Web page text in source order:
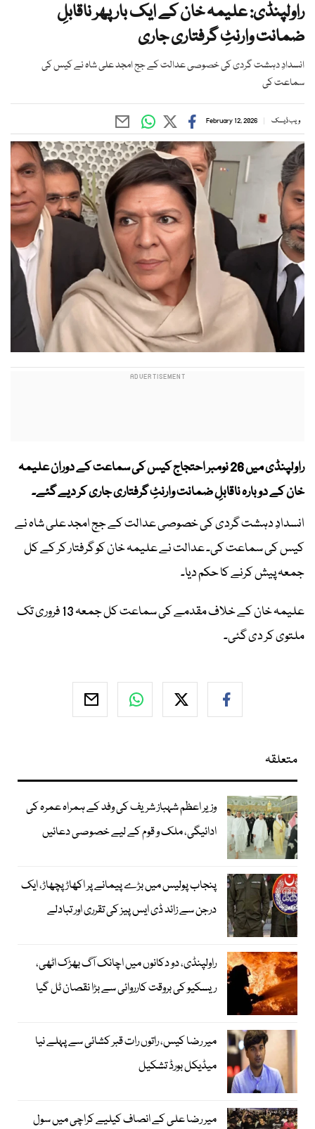
راولپنڈی: علیمہ خان کے ایک بار پھر ناقابلِ
ضمانت وارنٹِ گرفتاری جاری
انسدادِ دہشت گردی کی خصوصی عدالت کے جج امجد علی شاہ نے کیس کی
سماعت کی
ویب ڈیسک February 12, 2026
راولپنڈی میں 26 نومبر احتجاج کیس کی سماعت کے دوران علیمہ
خان کے دوبارہ ناقابلِ ضمانت وارنٹِ گرفتاری جاری کر دیے گئے۔
انسدادِ دہشت گردی کی خصوصی عدالت کے جج امجد علی شاہ نے
کیس کی سماعت کی۔ عدالت نے علیمہ خان کو گرفتار کر کے کل
جمعہ پیش کرنے کا حکم دیا۔
علیمہ خان کے خلاف مقدمے کی سماعت کل جمعہ 13 فروری تک
ملتوی کر دی گئی۔
متعلقہ
وزیر اعظم شہباز شریف کی وفد کے ہمراہ عمرہ کی
ادائیگی، ملک و قوم کے لیے خصوصی دعائیں
پنجاب پولیس میں بڑے پیمانے پر اکھاڑ پچھاڑ، ایک
درجن سے زائد ڈی ایس پیز کی تقرری اور تبادلے
راولپنڈی، دو دکانوں میں اچانک آگ بھڑک اٹھی،
ریسکیو کی بروقت کارروائی سے بڑا نقصان ٹل گیا
میر رضا کیس، راتوں رات قبر کشائی سے پہلے نیا
میڈیکل بورڈ تشکیل
میر رضا علی کے انصاف کیلیے کراچی میں سول